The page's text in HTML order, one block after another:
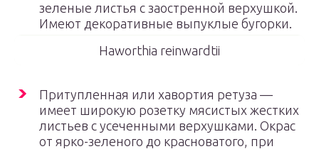
зеленые листья с заостренной верхушкой.
Имеют декоративные выпуклые бугорки.
Haworthia reinwardtii
Притупленная или хавортия ретуза —
имеет широкую розетку мясистых жестких
листьев с усеченными верхушками. Окрас
от ярко-зеленого до красноватого, при